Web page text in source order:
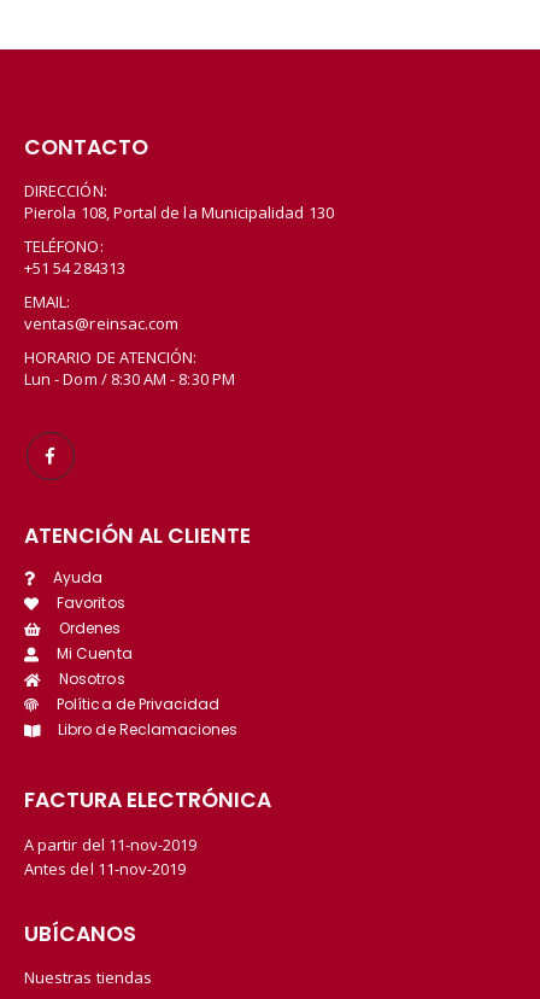
CONTACTO
DIRECCIÓN:
Pierola 108, Portal de la Municipalidad 130
TELÉFONO:
+51 54 284313
EMAIL:
ventas@reinsac.com
HORARIO DE ATENCIÓN:
Lun - Dom / 8:30 AM - 8:30 PM
ATENCIÓN AL CLIENTE
Ayuda
Favoritos
Ordenes
Mi Cuenta
Nosotros
Política de Privacidad
Libro de Reclamaciones
FACTURA ELECTRÓNICA
A partir del 11-nov-2019
Antes del 11-nov-2019
UBÍCANOS
Nuestras tiendas